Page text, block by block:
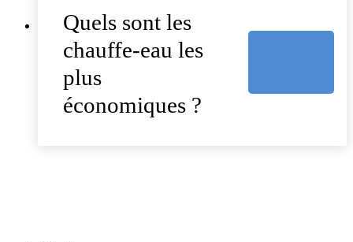
Quels sont les
chauffe-eau les
plus
économiques ?